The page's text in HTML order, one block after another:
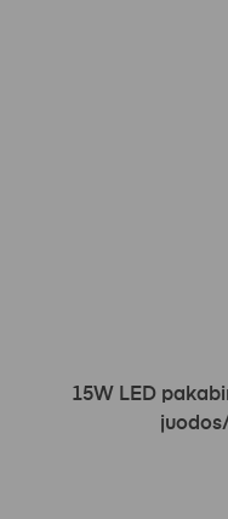
15W LED